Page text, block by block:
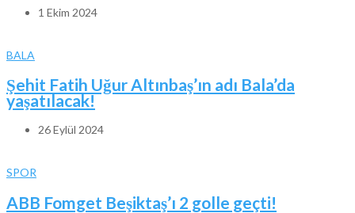
1 Ekim 2024
BALA
Şehit Fatih Uğur Altınbaş’ın adı Bala’da
yaşatılacak!
26 Eylül 2024
SPOR
ABB Fomget Beşiktaş’ı 2 golle geçti!